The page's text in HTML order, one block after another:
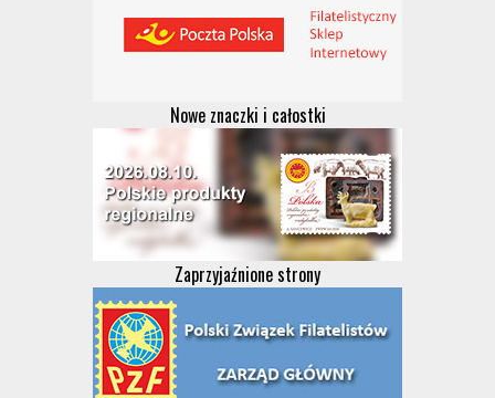
Nowe znaczki i całostki
Zaprzyjaźnione strony